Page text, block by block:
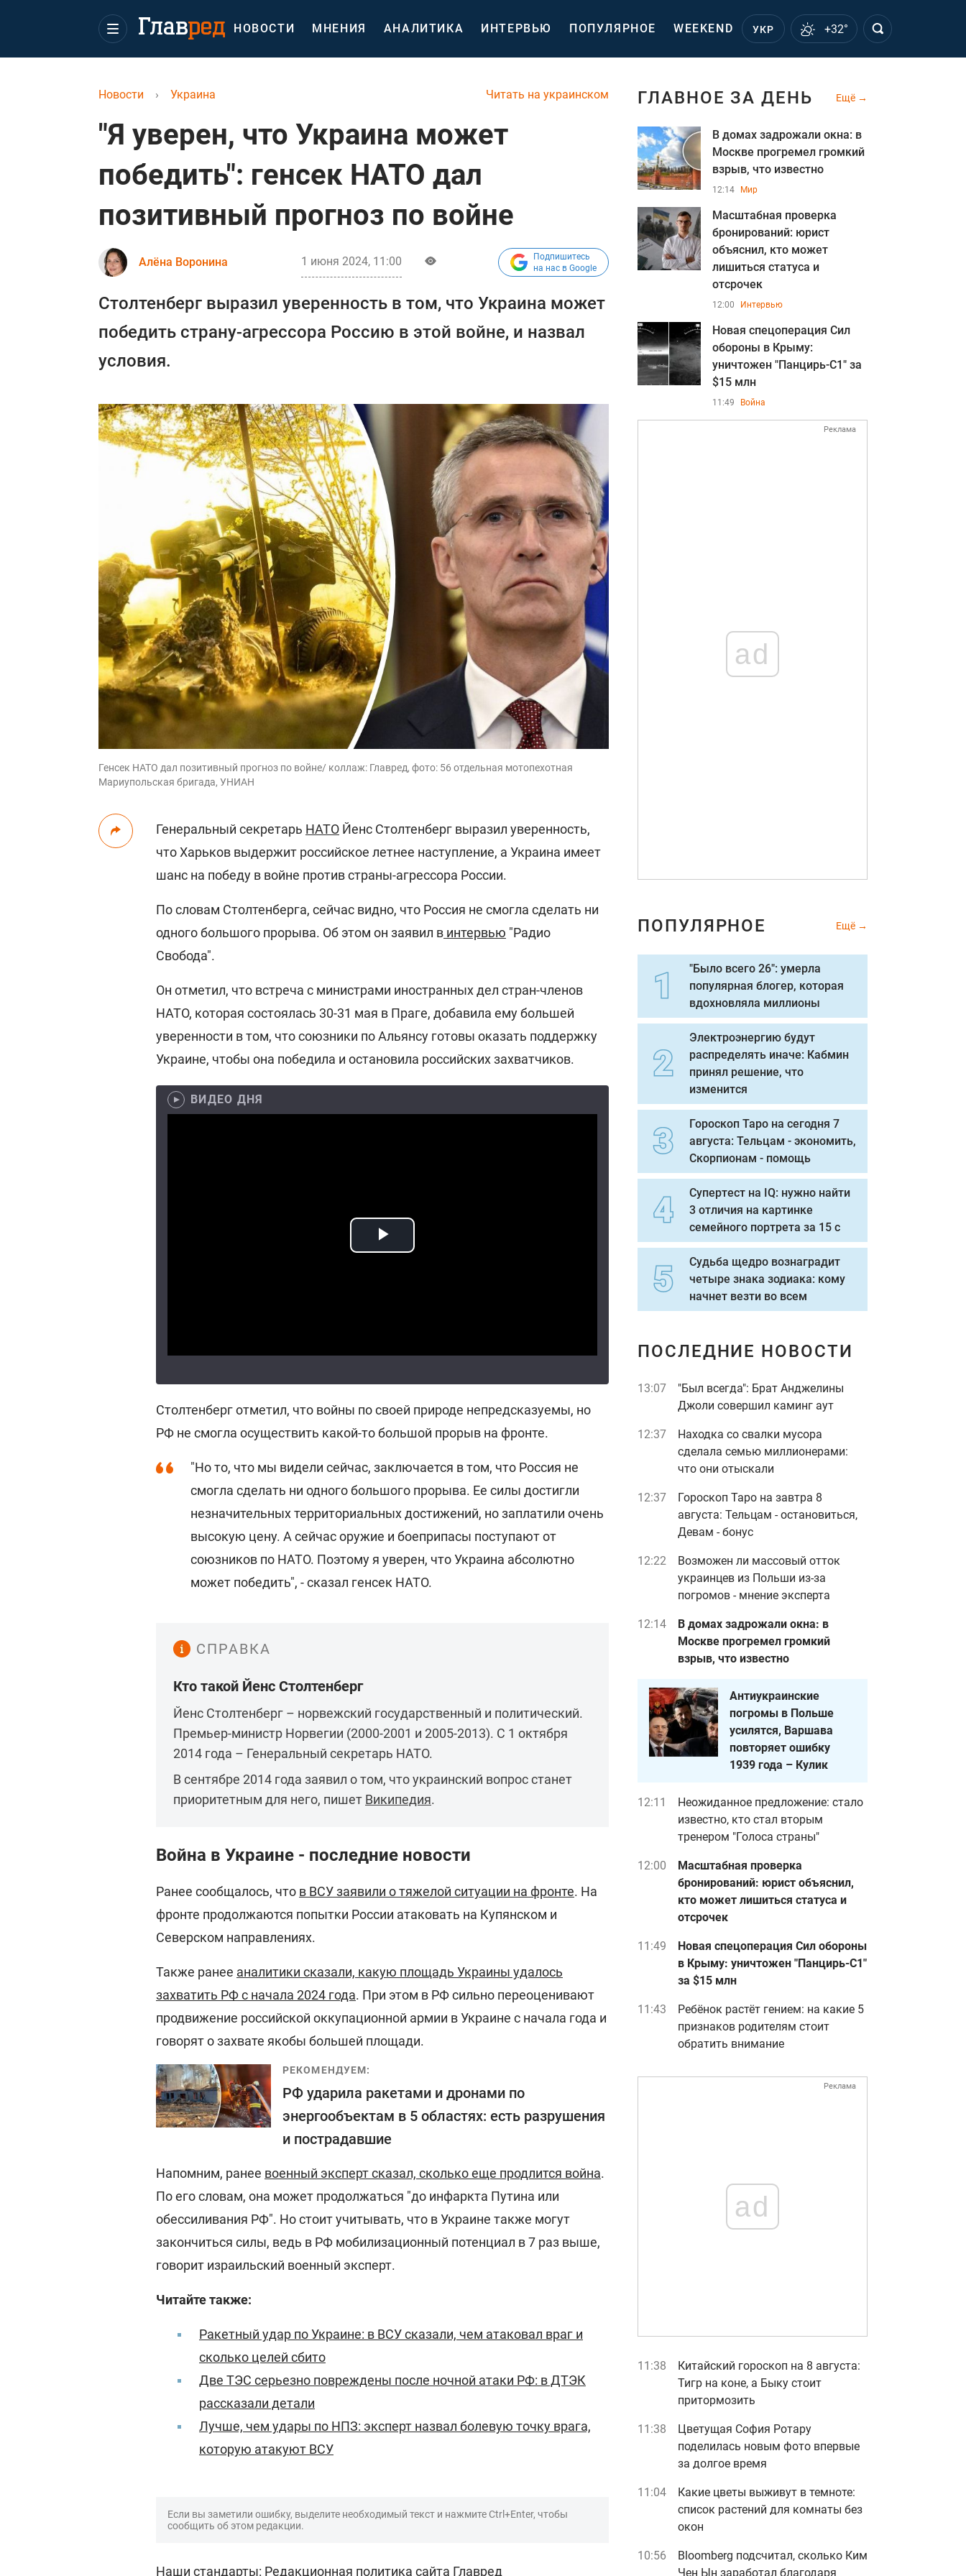
НОВОСТИ МНЕНИЯ АНАЛИТИКА ИНТЕРВЬЮ ПОПУЛЯРНОЕ WEEKEND УКР +32°
Читать на украинском
Новости › Украина
"Я уверен, что Украина может
победить": генсек НАТО дал
позитивный прогноз по войне
Алёна Воронина 1 июня 2024, 11:00
Подпишитесь
на нас в Google
Столтенберг выразил уверенность в том, что Украина может
победить страну-агрессора Россию в этой войне, и назвал
условия.
Генсек НАТО дал позитивный прогноз по войне/ коллаж: Главред, фото: 56 отдельная мотопехотная
Мариупольская бригада, УНИАН
Генеральный секретарь НАТО Йенс Столтенберг выразил уверенность,
что Харьков выдержит российское летнее наступление, а Украина имеет
шанс на победу в войне против страны-агрессора России.
По словам Столтенберга, сейчас видно, что Россия не смогла сделать ни
одного большого прорыва. Об этом он заявил в интервью "Радио
Свобода".
Он отметил, что встреча с министрами иностранных дел стран-членов
НАТО, которая состоялась 30-31 мая в Праге, добавила ему большей
уверенности в том, что союзники по Альянсу готовы оказать поддержку
Украине, чтобы она победила и остановила российских захватчиков.
ВИДЕО ДНЯ
Столтенберг отметил, что войны по своей природе непредсказуемы, но
РФ не смогла осуществить какой-то большой прорыв на фронте.
"Но то, что мы видели сейчас, заключается в том, что Россия не
смогла сделать ни одного большого прорыва. Ее силы достигли
незначительных территориальных достижений, но заплатили очень
высокую цену. А сейчас оружие и боеприпасы поступают от
союзников по НАТО. Поэтому я уверен, что Украина абсолютно
может победить", - сказал генсек НАТО.
СПРАВКА
Кто такой Йенс Столтенберг
Йенс Столтенберг – норвежский государственный и политический.
Премьер-министр Норвегии (2000-2001 и 2005-2013). С 1 октября
2014 года – Генеральный секретарь НАТО.
В сентябре 2014 года заявил о том, что украинский вопрос станет
приоритетным для него, пишет Википедия.
Война в Украине - последние новости
Ранее сообщалось, что в ВСУ заявили о тяжелой ситуации на фронте. На
фронте продолжаются попытки России атаковать на Купянском и
Северском направлениях.
Также ранее аналитики сказали, какую площадь Украины удалось
захватить РФ с начала 2024 года. При этом в РФ сильно переоценивают
продвижение российской оккупационной армии в Украине с начала года и
говорят о захвате якобы большей площади.
РЕКОМЕНДУЕМ:
РФ ударила ракетами и дронами по
энергообъектам в 5 областях: есть разрушения
и пострадавшие
Напомним, ранее военный эксперт сказал, сколько еще продлится война.
По его словам, она может продолжаться "до инфаркта Путина или
обессиливания РФ". Но стоит учитывать, что в Украине также могут
закончиться силы, ведь в РФ мобилизационный потенциал в 7 раз выше,
говорит израильский военный эксперт.
Читайте также:
Ракетный удар по Украине: в ВСУ сказали, чем атаковал враг и
сколько целей сбито
Две ТЭС серьезно повреждены после ночной атаки РФ: в ДТЭК
рассказали детали
Лучше, чем удары по НПЗ: эксперт назвал болевую точку врага,
которую атакуют ВСУ
Если вы заметили ошибку, выделите необходимый текст и нажмите Ctrl+Enter, чтобы
сообщить об этом редакции.
Наши стандарты: Редакционная политика сайта Главред
ГЛАВНОЕ ЗА ДЕНЬ Ещё
В домах задрожали окна: в
Москве прогремел громкий
взрыв, что известно
12:14 Мир
Масштабная проверка
бронирований: юрист
объяснил, кто может
лишиться статуса и
отсрочек
12:00 Интервью
Новая спецоперация Сил
обороны в Крыму:
уничтожен "Панцирь-С1" за
$15 млн
11:49 Война
Реклама
ad
ПОПУЛЯРНОЕ Ещё
"Было всего 26": умерла
популярная блогер, которая
вдохновляла миллионы
Электроэнергию будут
распределять иначе: Кабмин
принял решение, что
изменится
Гороскоп Таро на сегодня 7
августа: Тельцам - экономить,
Скорпионам - помощь
Супертест на IQ: нужно найти
3 отличия на картинке
семейного портрета за 15 с
Судьба щедро вознаградит
четыре знака зодиака: кому
начнет везти во всем
ПОСЛЕДНИЕ НОВОСТИ
13:07
"Был всегда": Брат Анджелины
Джоли совершил каминг аут
12:37
Находка со свалки мусора
сделала семью миллионерами:
что они отыскали
12:37
Гороскоп Таро на завтра 8
августа: Тельцам - остановиться,
Девам - бонус
12:22
Возможен ли массовый отток
украинцев из Польши из-за
погромов - мнение эксперта
12:14
В домах задрожали окна: в
Москве прогремел громкий
взрыв, что известно
Антиукраинские
погромы в Польше
усилятся, Варшава
повторяет ошибку
1939 года – Кулик
12:11
Неожиданное предложение: стало
известно, кто стал вторым
тренером "Голоса страны"
12:00
Масштабная проверка
бронирований: юрист объяснил,
кто может лишиться статуса и
отсрочек
11:49
Новая спецоперация Сил обороны
в Крыму: уничтожен "Панцирь-С1"
за $15 млн
11:43
Ребёнок растёт гением: на какие 5
признаков родителям стоит
обратить внимание
Реклама
ad
11:38
Китайский гороскоп на 8 августа:
Тигр на коне, а Быку стоит
притормозить
11:38
Цветущая София Ротару
поделилась новым фото впервые
за долгое время
11:04
Какие цветы выживут в темноте:
список растений для комнаты без
окон
10:56
Bloomberg подсчитал, сколько Ким
Чен Ын заработал благодаря